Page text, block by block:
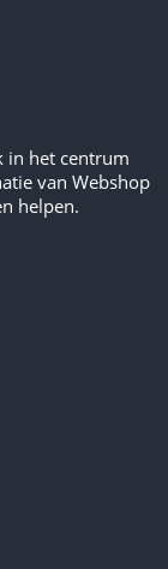
in het centrum
van Webshop
helpen.